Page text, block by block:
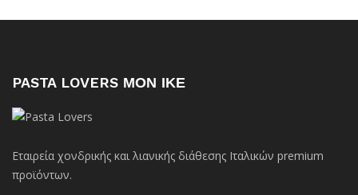
PASTA LOVERS ΜΟΝ ΙΚΕ
Εταιρεία χονδρικής και λιανικής διάθεσης Ιταλικών premium
προϊόντων.